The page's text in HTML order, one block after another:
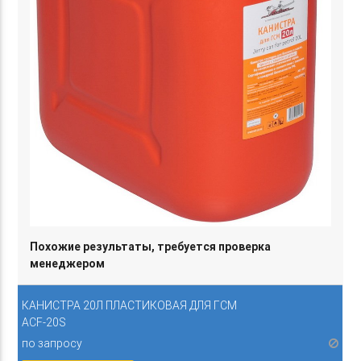
КАНИСТРА 20Л ПЛАСТИКОВАЯ ДЛЯ ГСМ
ACF-20S
по запросу
Похожие результаты, требуется проверка
менеджером